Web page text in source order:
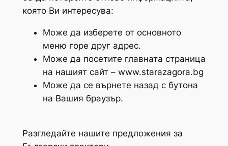
която Ви интересува:
Може да изберете от основното
меню горе друг адрес.
Може да посетите главната страница
на нашият сайт – www.starazagora.bg
Може да се върнете назад с бутона
на Вашия браузър.
Разгледайте нашите предложения за